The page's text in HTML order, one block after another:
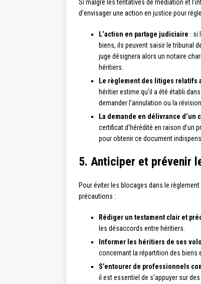
Si malgré les tentatives de médiation et
d’envisager une action en justice pour
L’action en partage judiciaire : si
biens, ils peuvent saisir le tribunal
juge désignera alors un notaire
héritiers.
Le règlement des litiges relatifs
héritier estime qu’il a été établi
demander l’annulation ou la
La demande en délivrance d’un
certificat d’hérédité en raison d’un
pour obtenir ce document
5. Anticiper et prévenir
Pour éviter les blocages dans le
précautions :
Rédiger un testament clair et
les désaccords entre héritiers.
Informer les héritiers de ses
concernant la répartition des biens
S’entourer de professionnels
il est essentiel de s’appuyer sur